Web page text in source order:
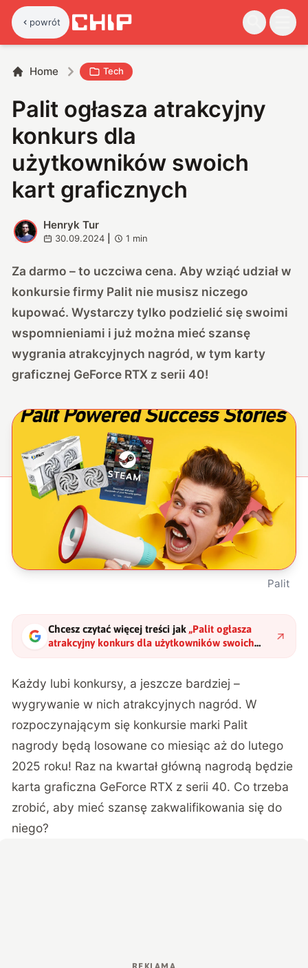
powrót
Home Tech
Palit ogłasza atrakcyjny
konkurs dla
użytkowników swoich
kart graficznych
H
Henryk Tur
30.09.2024 1 min
Za darmo – to uczciwa cena. Aby wziąć udział w
konkursie firmy Palit nie musisz niczego
kupować. Wystarczy tylko podzielić się swoimi
wspomnieniami i już można mieć szansę
wygrania atrakcyjnych nagród, w tym karty
graficznej GeForce RTX z serii 40!
Palit
Chcesz czytać więcej treści jak „Palit ogłasza
atrakcyjny konkurs dla użytkowników swoich
kart graficznych"?
Każdy lubi konkursy, a jeszcze bardziej –
wygrywanie w nich atrakcyjnych nagród. W
rozpoczynającym się konkursie marki Palit
nagrody będą losowane co miesiąc aż do lutego
2025 roku! Raz na kwartał główną nagrodą będzie
karta graficzna GeForce RTX z serii 40. Co trzeba
zrobić, aby mieć szansę zakwalifikowania się do
niego?